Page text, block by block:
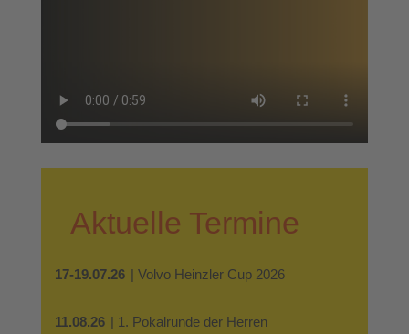
Aktuelle Termine
17-19.07.26 | Volvo Heinzler Cup 2026
11.08.26 | 1. Pokalrunde der Herren